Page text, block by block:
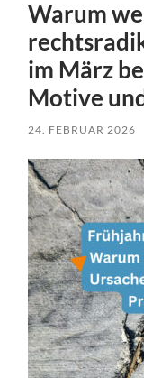
Warum
im März
Motive
24. FEBRUAR 2026